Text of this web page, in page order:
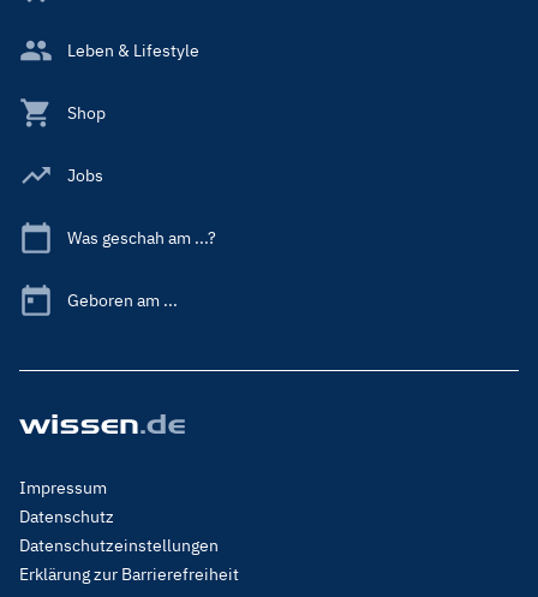
Leben & Lifestyle
Shop
Jobs
Was geschah am ...?
Geboren am ...
Footer
Menu
Legal
Impressum
Datenschutz
Datenschutzeinstellungen
Erklärung zur Barrierefreiheit